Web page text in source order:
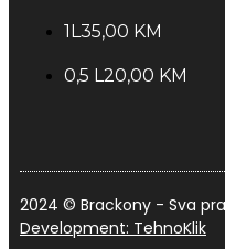
1L35,00 KM
0,5 L20,00 KM
2024 © Brackony - Sva
Development: TehnoKlik